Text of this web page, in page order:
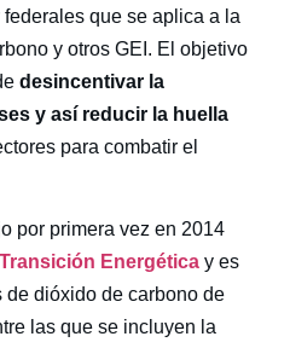
que se aplica a la
y otros GEI. El objetivo
desincentivar la
y así reducir la huella
para combatir el
por primera vez en 2014
Energética y es
dióxido de carbono de
las que se incluyen la